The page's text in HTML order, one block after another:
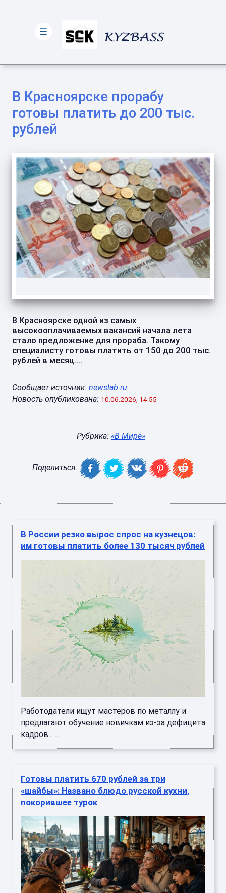
В Красноярске прорабу
готовы платить до 200 тыс.
рублей
В Красноярске одной из самых
высокооплачиваемых вакансий начала лета
стало предложение для прораба. Такому
специалисту готовы платить от 150 до 200 тыс.
рублей в месяц....
Сообщает источник: newslab.ru
Новость опубликована: 10.06.2026, 14:55
Рубрика: «В Мире»
Поделиться:
В России резко вырос спрос на кузнецов:
им готовы платить более 130 тысяч рублей
Работодатели ищут мастеров по металлу и
предлагают обучение новичкам из-за дефицита
кадров... ...
Готовы платить 670 рублей за три
«шайбы»: Названо блюдо русской кухни,
покорившее турок
☰